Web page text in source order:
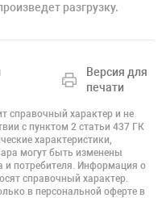
разгрузку.
Версия для
печати
справочный характер и не
с пунктом 2 статьи 437 ГК
характеристики,
могут быть изменены
и потребителя. Информация о
справочный характер.
в персональной оферте в